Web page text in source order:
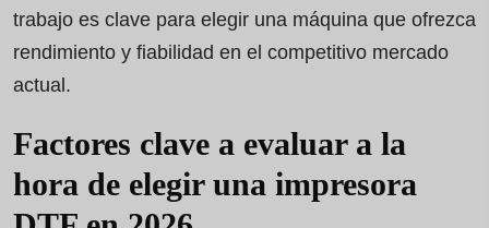
trabajo es clave para elegir una máquina que ofrezca
rendimiento y fiabilidad en el competitivo mercado
actual.
Factores clave a evaluar a la
hora de elegir una impresora